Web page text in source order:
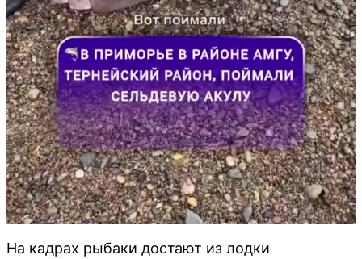
На кадрах рыбаки достают из лодки